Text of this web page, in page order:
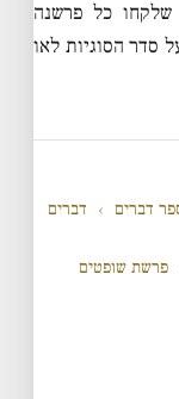
שלקחו כל פרשנה
סדר הסוגיות לאו
דברים ›
דברים
פרשת שופטים